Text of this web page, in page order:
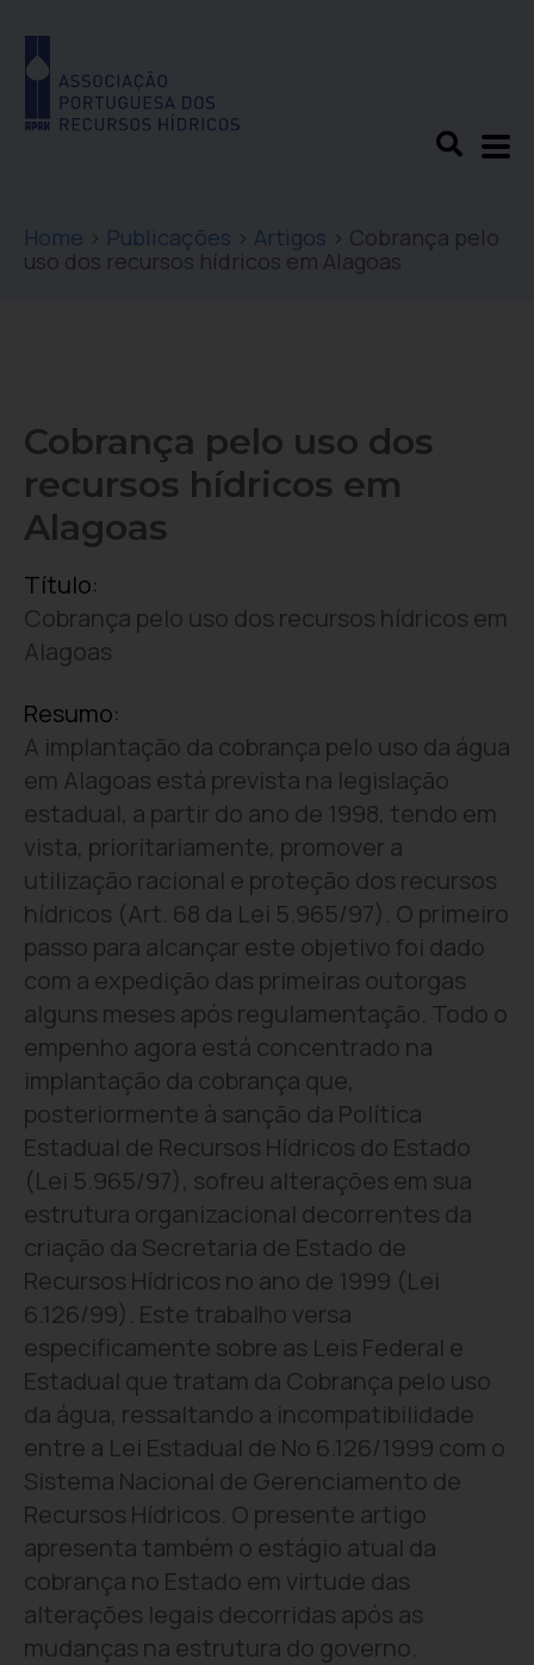
Home > Publicações > Artigos > Cobrança pelo
uso dos recursos hídricos em Alagoas
Cobrança pelo uso dos
recursos hídricos em
Alagoas
Título:
Cobrança pelo uso dos recursos hídricos em
Alagoas
Resumo:
A implantação da cobrança pelo uso da água
em Alagoas está prevista na legislação
estadual, a partir do ano de 1998, tendo em
vista, prioritariamente, promover a
utilização racional e proteção dos recursos
hídricos (Art. 68 da Lei 5.965/97). O primeiro
passo para alcançar este objetivo foi dado
com a expedição das primeiras outorgas
alguns meses após regulamentação. Todo o
empenho agora está concentrado na
implantação da cobrança que,
posteriormente à sanção da Política
Estadual de Recursos Hídricos do Estado
(Lei 5.965/97), sofreu alterações em sua
estrutura organizacional decorrentes da
criação da Secretaria de Estado de
Recursos Hídricos no ano de 1999 (Lei
6.126/99). Este trabalho versa
especificamente sobre as Leis Federal e
Estadual que tratam da Cobrança pelo uso
da água, ressaltando a incompatibilidade
entre a Lei Estadual de No 6.126/1999 com o
Sistema Nacional de Gerenciamento de
Recursos Hídricos. O presente artigo
apresenta também o estágio atual da
cobrança no Estado em virtude das
alterações legais decorridas após as
mudanças na estrutura do governo.